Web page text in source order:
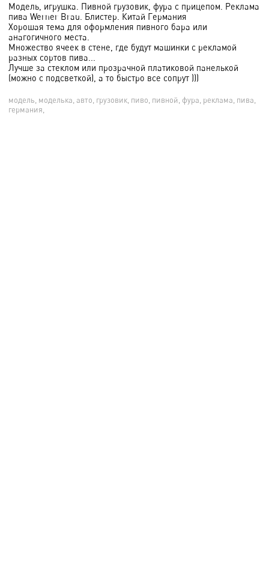
Модель, игрушка. Пивной грузовик, фура с прицепом. Реклама
пива Werner Brau. Блистер. Китай Германия
Хорошая тема для оформления пивного бара или
анагогичного места.
Множество ячеек в стене, где будут машинки с рекламой
разных сортов пива...
Лучше за стеклом или прозрачной платиковой панелькой
(можно с подсветкой), а то быстро все сопрут )))
модель, моделька, авто, грузовик, пиво, пивной, фура, реклама, пива,
германия,